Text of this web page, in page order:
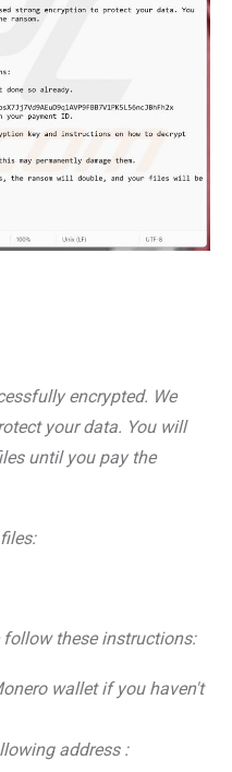
encrypted. We
your data. You will
until you pay the
follow these instructions:
wallet if you haven't
address :